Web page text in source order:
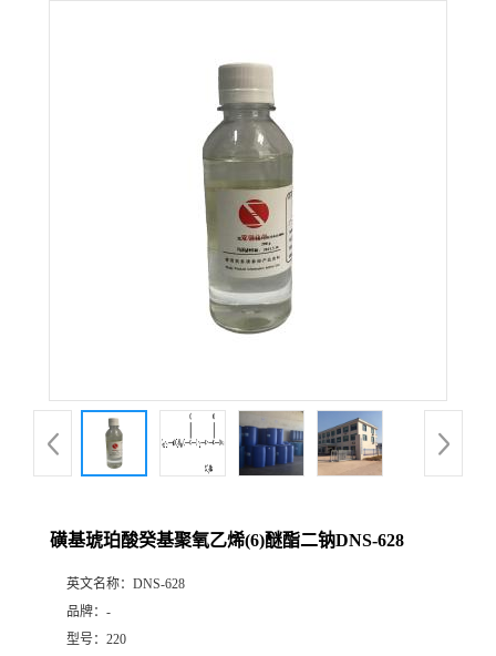
磺基琥珀酸癸基聚氧乙烯(6)醚酯二钠DNS-628
英文名称： DNS-628
品牌： -
型号： 220